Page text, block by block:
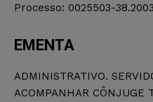
Processo: 0025503-
EMENTA
ADMINISTRATIVO.
ACOMPANHAR CÔNJUGE